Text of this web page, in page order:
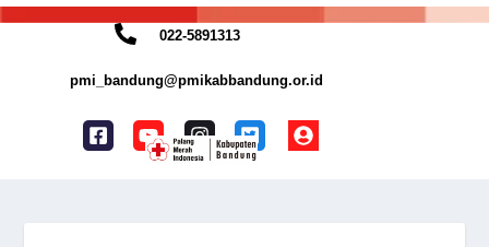
022-5891313
pmi_bandung@pmikabbandung.or.id